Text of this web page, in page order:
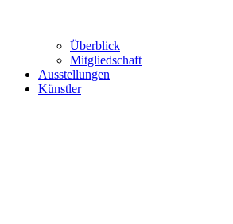
Überblick
Mitgliedschaft
Ausstellungen
Künstler